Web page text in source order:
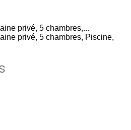
privé, 5 chambres,...
privé, 5 chambres, Piscine,